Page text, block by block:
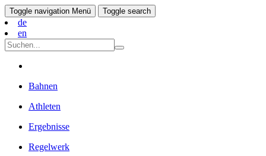
Toggle navigation Menü Toggle search
de
en
Bahnen
Athleten
Ergebnisse
Regelwerk